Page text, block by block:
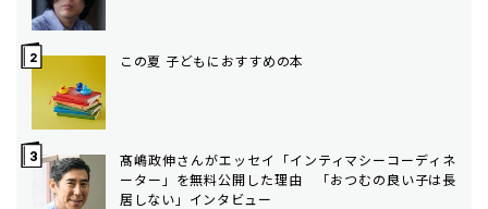
この夏 子どもにおすすめの本
髙嶋政伸さんがエッセイ「インティマシーコーディネ
ーター」を無料公開した理由 「おつむの良い子は長
居しない」インタビュー